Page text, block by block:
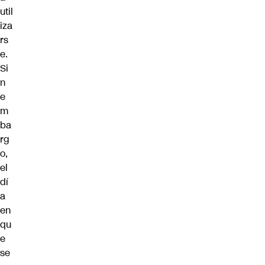
util
iza
rs
e.
Si
n
e
m
ba
rg
o,
el
dí
a
en
qu
e
se